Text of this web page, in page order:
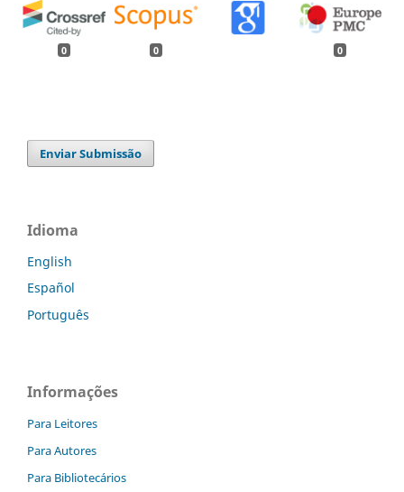
0 0 0
Enviar Submissão
Idioma
English
Español
Português
Informações
Para Leitores
Para Autores
Para Bibliotecários